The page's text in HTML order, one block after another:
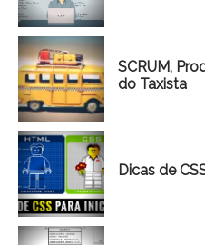
SCRUM,
do Taxista
Dicas de